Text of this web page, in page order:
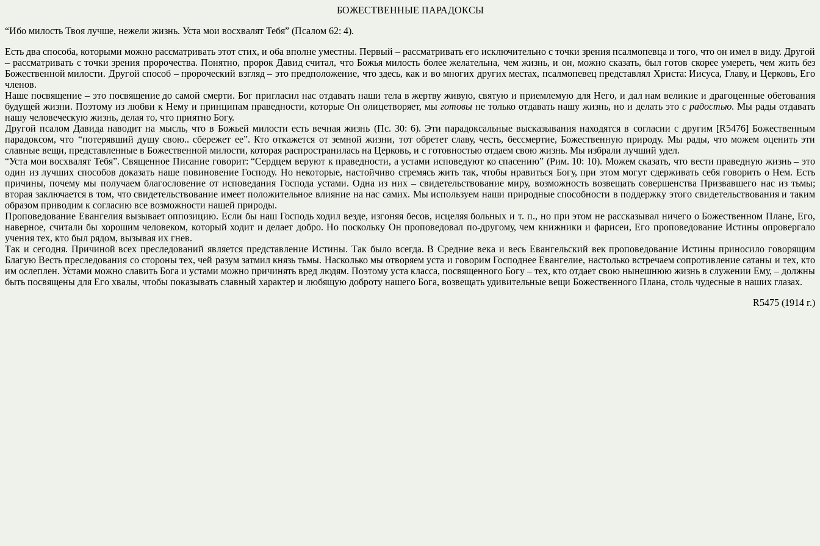
БОЖЕСТВЕННЫЕ ПАРАДОКСЫ
“Ибо милость Твоя лучше, нежели жизнь. Уста мои восхвалят Тебя” (Псалом 62: 4).
Есть два способа, которыми можно рассматривать этот стих, и оба вполне уместны. Первый – рассматривать его исключительно с точки зрения псалмопевца и того, что он имел в виду. Другой
– рассматривать с точки зрения пророчества. Понятно, пророк Давид считал, что Божья милость более желательна, чем жизнь, и он, можно сказать, был готов скорее умереть, чем жить без
Божественной милости. Другой способ – пророческий взгляд – это предположение, что здесь, как и во многих других местах, псалмопевец представлял Христа: Иисуса, Главу, и Церковь, Его
членов.
Наше посвящение – это посвящение до самой смерти. Бог пригласил нас отдавать наши тела в жертву живую, святую и приемлемую для Него, и дал нам великие и драгоценные обетования
будущей жизни. Поэтому из любви к Нему и принципам праведности, которые Он олицетворяет, мы готовы не только отдавать нашу жизнь, но и делать это с радостью. Мы рады отдавать
нашу человеческую жизнь, делая то, что приятно Богу.
Другой псалом Давида наводит на мысль, что в Божьей милости есть вечная жизнь (Пс. 30: 6). Эти парадоксальные высказывания находятся в согласии с другим [R5476] Божественным
парадоксом, что “потерявший душу свою.. сбережет ее”. Кто откажется от земной жизни, тот обретет славу, честь, бессмертие, Божественную природу. Мы рады, что можем оценить эти
славные вещи, представленные в Божественной милости, которая распространилась на Церковь, и с готовностью отдаем свою жизнь. Мы избрали лучший удел.
“Уста мои восхвалят Тебя”. Священное Писание говорит: “Сердцем веруют к праведности, а устами исповедуют ко спасению” (Рим. 10: 10). Можем сказать, что вести праведную жизнь – это
один из лучших способов доказать наше повиновение Господу. Но некоторые, настойчиво стремясь жить так, чтобы нравиться Богу, при этом могут сдерживать себя говорить о Нем. Есть
причины, почему мы получаем благословение от исповедания Господа устами. Одна из них – свидетельствование миру, возможность возвещать совершенства Призвавшего нас из тьмы;
вторая заключается в том, что свидетельствование имеет положительное влияние на нас самих. Мы используем наши природные способности в поддержку этого свидетельствования и таким
образом приводим к согласию все возможности нашей природы.
Проповедование Евангелия вызывает оппозицию. Если бы наш Господь ходил везде, изгоняя бесов, исцеляя больных и т. п., но при этом не рассказывал ничего о Божественном Плане, Его,
наверное, считали бы хорошим человеком, который ходит и делает добро. Но поскольку Он проповедовал по-другому, чем книжники и фарисеи, Его проповедование Истины опровергало
учения тех, кто был рядом, вызывая их гнев.
Так и сегодня. Причиной всех преследований является представление Истины. Так было всегда. В Средние века и весь Евангельский век проповедование Истины приносило говорящим
Благую Весть преследования со стороны тех, чей разум затмил князь тьмы. Насколько мы отворяем уста и говорим Господнее Евангелие, настолько встречаем сопротивление сатаны и тех, кто
им ослеплен. Устами можно славить Бога и устами можно причинять вред людям. Поэтому уста класса, посвященного Богу – тех, кто отдает свою нынешнюю жизнь в служении Ему, – должны
быть посвящены для Его хвалы, чтобы показывать славный характер и любящую доброту нашего Бога, возвещать удивительные вещи Божественного Плана, столь чудесные в наших глазах.
R5475 (1914 г.)